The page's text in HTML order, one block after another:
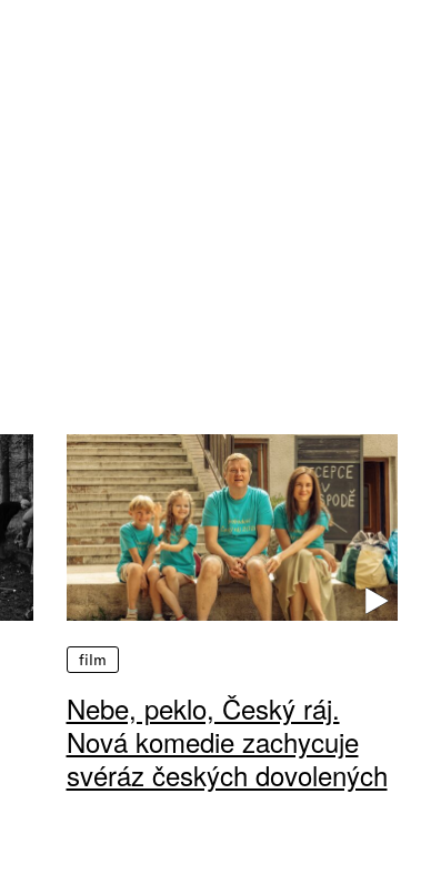
film
Nebe, peklo, Český ráj.
Nová komedie zachycuje
svéráz českých dovolených